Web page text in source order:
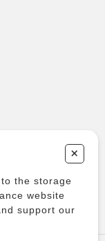
+
the storage
website
support our